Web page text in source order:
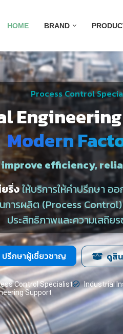
HOME BRAND
Process Control
Modern
efficiency,
ริ่งให้บริการให้คำปรึกษา อ
การผลิต (Process
ประสิทธิภาพและความเสถีย
ปรึกษาผู้เชี่ยวชาญ ดูสิน
Control Specialist
Industrial
Support